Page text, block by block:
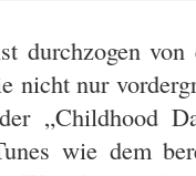
durchzogen von
nicht nur
„Childhood
wie dem